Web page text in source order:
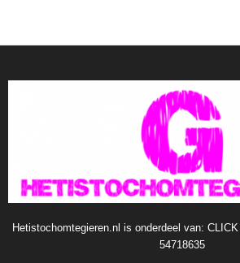
Hetistochomtegieren.nl is onderdeel van:
54718635